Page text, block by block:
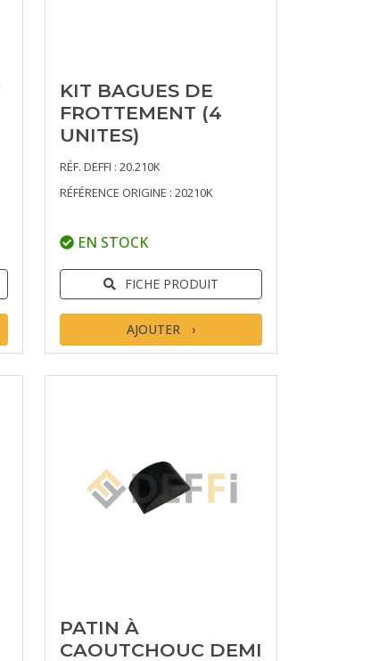
KIT BAGUES DE
FROTTEMENT (4
UNITES)
RÉF. DEFFI : 20.210K
RÉFÉRENCE ORIGINE : 20210K
EN STOCK
FICHE PRODUIT
AJOUTER
PATIN À
CAOUTCHOUC DEMI